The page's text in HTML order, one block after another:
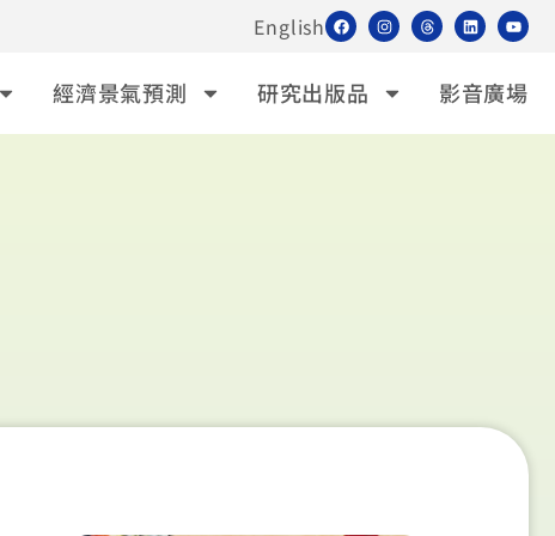
English
經濟景氣預測 研究出版品 影音廣場